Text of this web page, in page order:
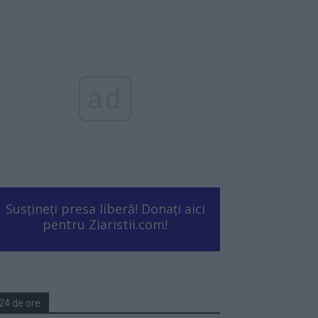
Susțineți presa liberă! Donați aici
pentru Ziaristii.com!
24 de ore